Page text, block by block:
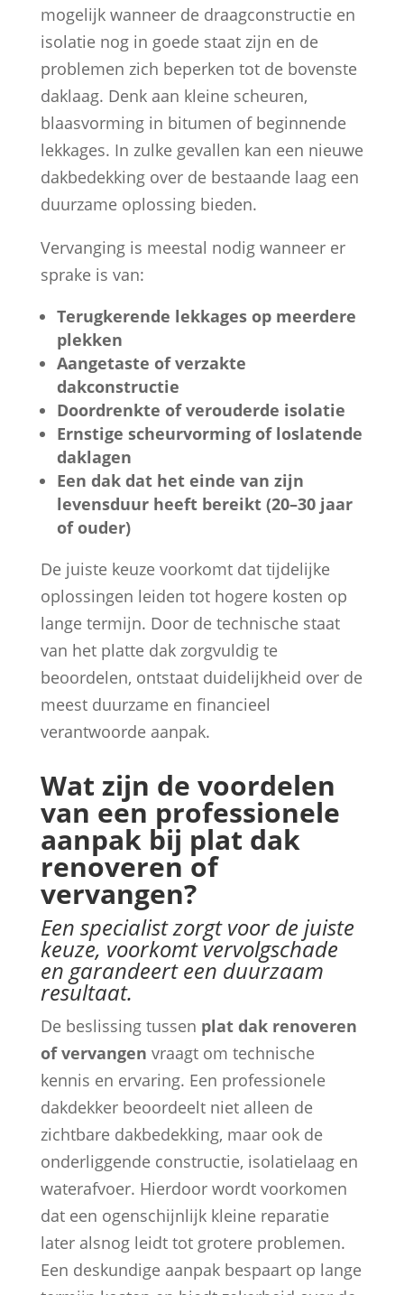
mogelijk wanneer de draagconstructie en
isolatie nog in goede staat zijn en de
problemen zich beperken tot de bovenste
daklaag. Denk aan kleine scheuren,
blaasvorming in bitumen of beginnende
lekkages. In zulke gevallen kan een nieuwe
dakbedekking over de bestaande laag een
duurzame oplossing bieden.
Vervanging is meestal nodig wanneer er
sprake is van:
Terugkerende lekkages op meerdere
plekken
Aangetaste of verzakte
dakconstructie
Doordrenkte of verouderde isolatie
Ernstige scheurvorming of loslatende
daklagen
Een dak dat het einde van zijn
levensduur heeft bereikt (20–30 jaar
of ouder)
De juiste keuze voorkomt dat tijdelijke
oplossingen leiden tot hogere kosten op
lange termijn. Door de technische staat
van het platte dak zorgvuldig te
beoordelen, ontstaat duidelijkheid over de
meest duurzame en financieel
verantwoorde aanpak.
Wat zijn de voordelen
van een professionele
aanpak bij plat dak
renoveren of
vervangen?
Een specialist zorgt voor de juiste
keuze, voorkomt vervolgschade
en garandeert een duurzaam
resultaat.
De beslissing tussen plat dak renoveren
of vervangen vraagt om technische
kennis en ervaring. Een professionele
dakdekker beoordeelt niet alleen de
zichtbare dakbedekking, maar ook de
onderliggende constructie, isolatielaag en
waterafvoer. Hierdoor wordt voorkomen
dat een ogenschijnlijk kleine reparatie
later alsnog leidt tot grotere problemen.
Een deskundige aanpak bespaart op lange